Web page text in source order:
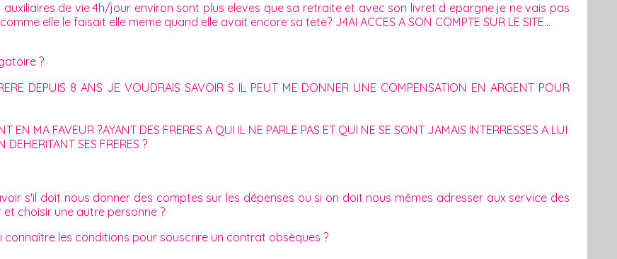
de vie 4h/jour environ sont plus eleves que sa retraite et avec son livret d epargne je ne vais pas
elle le faisait elle meme quand elle avait encore sa tete? J4AI ACCES A SON COMPTE SUR LE SITE...
?
DEPUIS 8 ANS JE VOUDRAIS SAVOIR S IL PEUT ME DONNER UNE COMPENSATION EN ARGENT POUR
EN MA FAVEUR ?AYANT DES FRERES A QUI IL NE PARLE PAS ET QUI NE SE SONT JAMAIS INTERRESSES A LUI
DEHERITANT SES FRERES ?
s'il doit nous donner des comptes sur les dépenses ou si on doit nous mêmes adresser aux service des
choisir une autre personne ?
les conditions pour souscrire un contrat obsèques ?